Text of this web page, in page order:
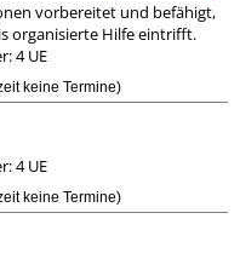
vorbereitet und befähigt,
organisierte Hilfe eintrifft.
4 UE
keine Termine)
4 UE
keine Termine)